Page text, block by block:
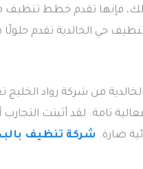
ذلك، فإنها تقدم خطط
حي الخالدية تقدم حلولًا
من شركة رواد
تامة. لقد أثبتت
ضارة. شركة تنظيف